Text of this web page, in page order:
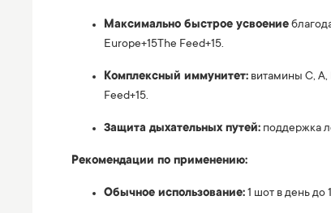
Максимально быстрое усвоение
Europe+15The Feed+15.
Комплексный иммунитет: витамины C,
Feed+15.
Защита дыхательных путей: поддержка
Рекомендации по применению:
Обычное использование:1 шот в день до